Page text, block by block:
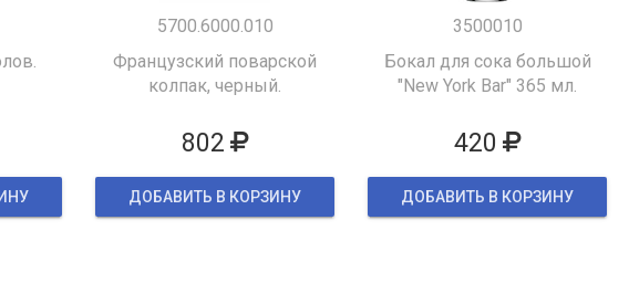
5700.6000.010
Французский поварской
колпак, черный.
802
ДОБАВИТЬ В КОРЗИНУ
3500010
Бокал для сока большой
"New York Bar" 365 мл.
420
ДОБАВИТЬ В КОРЗИНУ